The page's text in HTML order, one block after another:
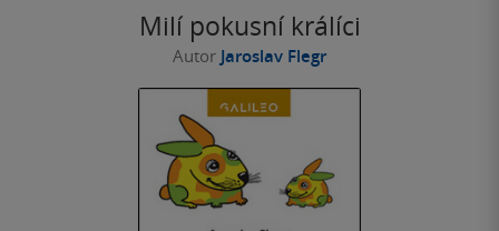
Milí pokusní králíci
Autor Jaroslav Flegr